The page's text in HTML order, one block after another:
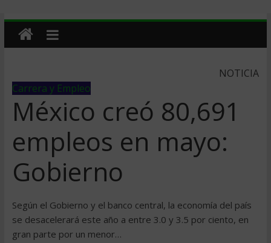
NOTICIA
Carrera y Empleo
México creó 80,691
empleos en mayo:
Gobierno
Según el Gobierno y el banco central, la economía del país
se desacelerará este año a entre 3.0 y 3.5 por ciento, en
gran parte por un menor…